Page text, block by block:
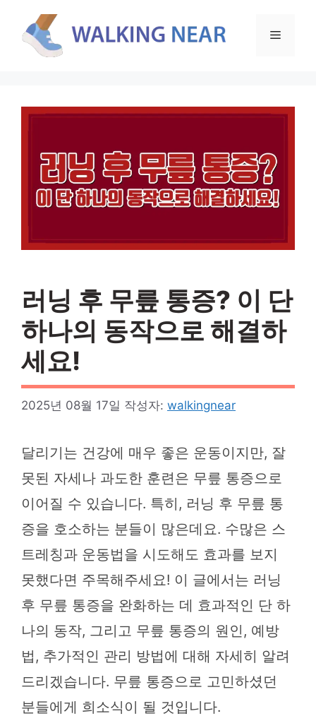
메
러닝 후 무릎 통증? 이 단
하나의 동작으로 해결하
세요!
2025년 08월 17일 작성자: walkingnear
달리기는 건강에 매우 좋은 운동이지만, 잘
못된 자세나 과도한 훈련은 무릎 통증으로
이어질 수 있습니다. 특히, 러닝 후 무릎 통
증을 호소하는 분들이 많은데요. 수많은 스
트레칭과 운동법을 시도해도 효과를 보지
못했다면 주목해주세요! 이 글에서는 러닝
후 무릎 통증을 완화하는 데 효과적인 단 하
나의 동작, 그리고 무릎 통증의 원인, 예방
법, 추가적인 관리 방법에 대해 자세히 알려
드리겠습니다. 무릎 통증으로 고민하셨던
분들에게 희소식이 될 것입니다.